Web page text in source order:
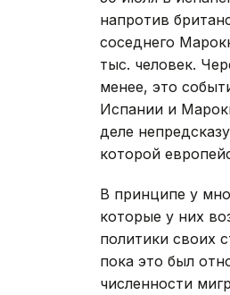
напротив
соседнего
тыс. человек.
менее, это
Испании и
деле
которой
В принципе у
которые у них
политики своих
пока это был
численности